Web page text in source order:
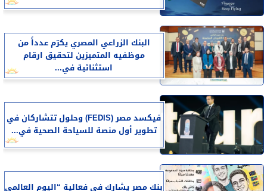
البنك الزراعي المصري يكرّم عدداً من
موظفيه المتميزين لتحقيق ارقام
استثنائية في...
فيكسد مصر (FEDIS) وحلول تتشاركان في
تطوير أول منصة للسياحة الصحية في...
بنك مصر يشارك في فعالية “اليوم العالمي